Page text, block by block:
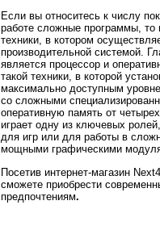
Если вы относитесь к числу
работе сложные программы, то
техники, в котором
производительной системой.
является процессор и
такой техники, в которой
максимально доступным
со сложными
оперативную память от
играет одну из ключевых
для игр или для работы в
мощными графическими
Посетив интернет-магазин
сможете приобрести
предпочтениям.